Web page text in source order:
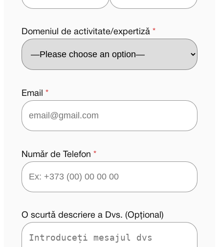
Domeniul de activitate/expertizǎ *
Email *
Numǎr de Telefon *
O scurtǎ descriere a Dvs. (Opțional)